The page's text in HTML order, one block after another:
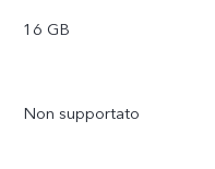
16 GB
Non supportato